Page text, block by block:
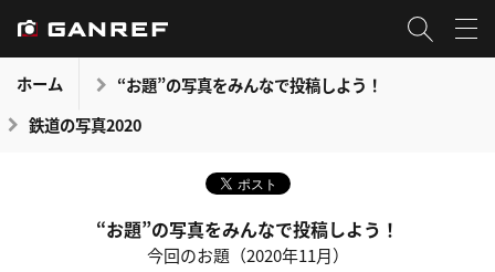
ホーム
“お題”の写真をみんなで投稿しよう！
鉄道の写真2020
“お題”の写真をみんなで投稿しよう！
今回のお題（2020年11月）